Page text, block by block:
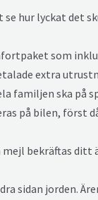
hur lyckat det
som
extra
familjen ska på
på bilen, först
bekräftas
sidan jorden.